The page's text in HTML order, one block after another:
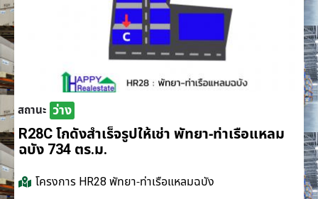
สถานะ ว่าง
R28C โกดังสำเร็จรูปให้เช่า พัทยา-ท่าเรือแหลม
ฉบัง 734 ตร.ม.
โครงการ HR28 พัทยา-ท่าเรือแหลมฉบัง